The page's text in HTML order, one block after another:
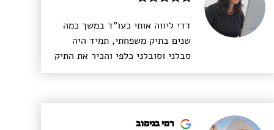
דדי ליווה אותי כעו"ד במשך כמה
שנים בתיק משפחתי, תמיד היה
סבלני וסובלני כלפי והכיר את התיק
לעומקו עד הפרטים הקטנים ביותר.
הבין את רגשותיי, הקשיב, ובאמת
רצה לעזור מכל הלב. דדי מעדכן
רמי בגימוב